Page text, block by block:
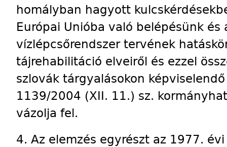
homályban hagyott
Európai Unióba való belépésünk és
vízlépcsőrendszer tervének
tájrehabilitáció elveiről és ezzel
szlovák tárgyalásokon
1139/2004 (XII. 11.) sz.
vázolja fel.
4. Az elemzés egyrészt az 1977.